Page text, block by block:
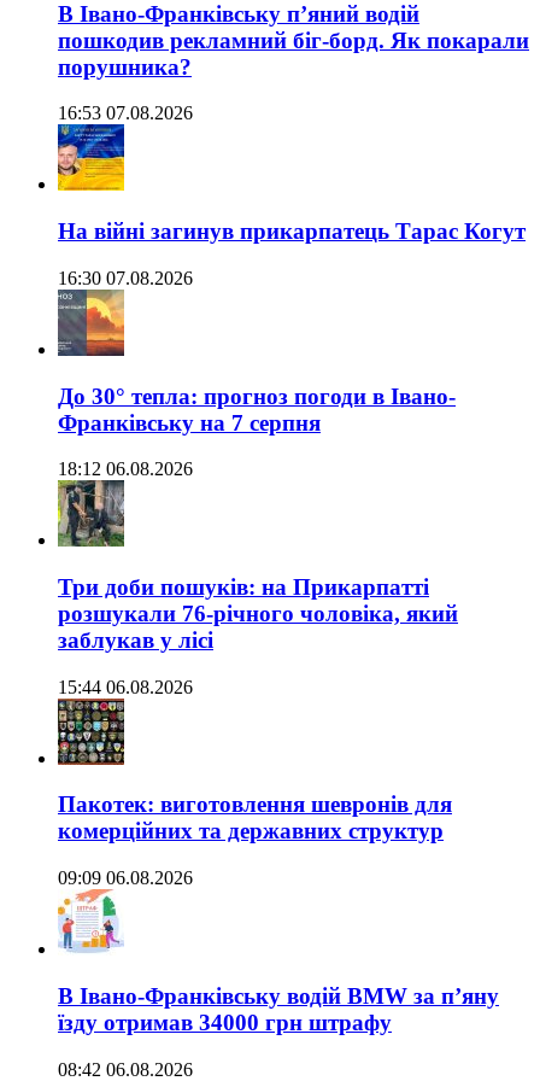
В Івано-Франківську п’яний водій
пошкодив рекламний біг-борд. Як покарали
порушника?
16:53 07.08.2026
На війні загинув прикарпатець Тарас Когут
16:30 07.08.2026
До 30° тепла: прогноз погоди в Івано-
Франківську на 7 серпня
18:12 06.08.2026
Три доби пошуків: на Прикарпатті
розшукали 76-річного чоловіка, який
заблукав у лісі
15:44 06.08.2026
Пакотек: виготовлення шевронів для
комерційних та державних структур
09:09 06.08.2026
В Івано-Франківську водій BMW за п’яну
їзду отримав 34000 грн штрафу
08:42 06.08.2026